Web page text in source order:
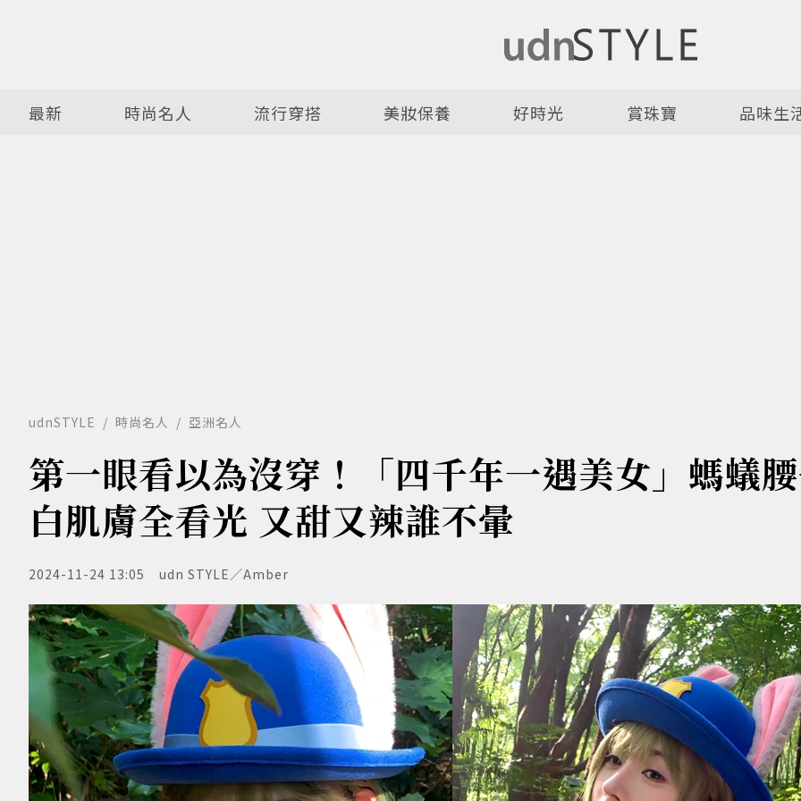
最新 時尚名人 流行穿搭 美妝保養 好時光 賞珠寶 品味生
udnSTYLE 時尚名人 亞洲名人
第一眼看以為沒穿！「四千年一遇美女」螞蟻
白肌膚全看光 又甜又辣誰不暈
2024-11-24 13:05 udn STYLE／Amber